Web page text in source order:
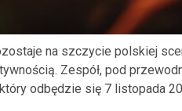
na szczycie polskiej
Zespół, pod
odbędzie się 7 listopada